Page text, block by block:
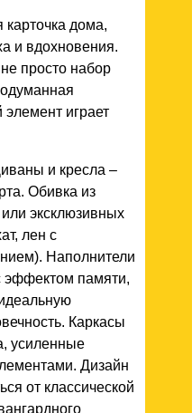
карточка дома,
и вдохновения.
просто набор
играет
и кресла –
Обивка из
эксклюзивных
лен с
Наполнители
эффектом памяти,
Каркасы
усиленные
Дизайн
от классической